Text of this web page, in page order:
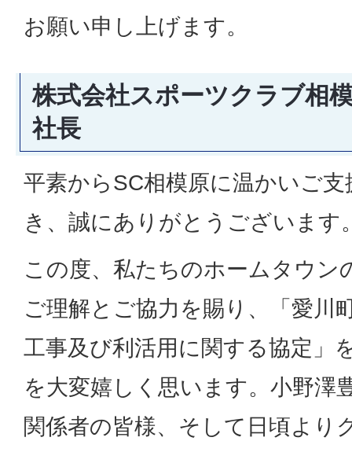
お願い申し上げます。
株式会社スポーツクラブ相
社長
平素からSC相模原に温かいご
き、誠にありがとうございます
この度、私たちのホームタウン
ご理解とご協力を賜り、「愛川
工事及び利活用に関する協定」
を大変嬉しく思います。小野澤
関係者の皆様、そして日頃より